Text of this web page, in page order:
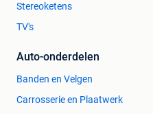
Stereoketens
TV's
Auto-onderdelen
Banden en Velgen
Carrosserie en Plaatwerk